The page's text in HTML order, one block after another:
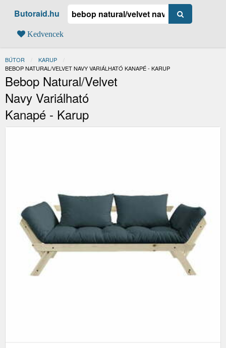
Butoraid.hu
Kedvencek
BÚTOR
KARUP
JELENLEGI:
BEBOP NATURAL/VELVET NAVY VARIÁLHATÓ KANAPÉ - KARUP
Bebop Natural/Velvet
Navy Variálható
Kanapé - Karup